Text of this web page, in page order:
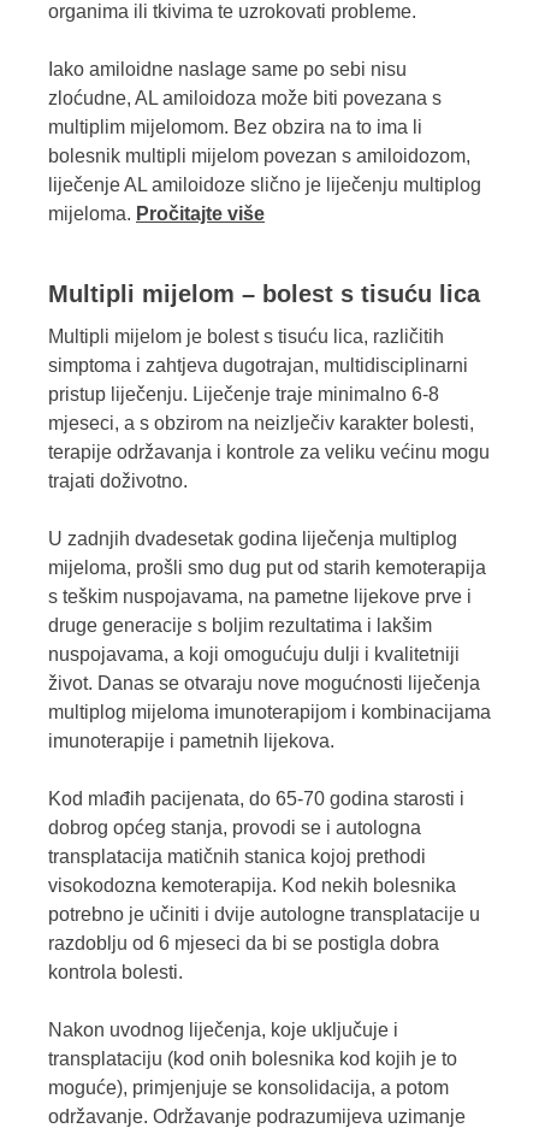
organima ili tkivima te uzrokovati probleme.
Iako amiloidne naslage same po sebi nisu
zloćudne, AL amiloidoza može biti povezana s
multiplim mijelomom. Bez obzira na to ima li
bolesnik multipli mijelom povezan s amiloidozom,
liječenje AL amiloidoze slično je liječenju multiplog
mijeloma. Pročitajte više
Multipli mijelom – bolest s tisuću lica
Multipli mijelom je bolest s tisuću lica, različitih
simptoma i zahtjeva dugotrajan, multidisciplinarni
pristup liječenju. Liječenje traje minimalno 6-8
mjeseci, a s obzirom na neizlječiv karakter bolesti,
terapije održavanja i kontrole za veliku većinu mogu
trajati doživotno.
U zadnjih dvadesetak godina liječenja multiplog
mijeloma, prošli smo dug put od starih kemoterapija
s teškim nuspojavama, na pametne lijekove prve i
druge generacije s boljim rezultatima i lakšim
nuspojavama, a koji omogućuju dulji i kvalitetniji
život. Danas se otvaraju nove mogućnosti liječenja
multiplog mijeloma imunoterapijom i kombinacijama
imunoterapije i pametnih lijekova.
Kod mlađih pacijenata, do 65-70 godina starosti i
dobrog općeg stanja, provodi se i autologna
transplatacija matičnih stanica kojoj prethodi
visokodozna kemoterapija. Kod nekih bolesnika
potrebno je učiniti i dvije autologne transplatacije u
razdoblju od 6 mjeseci da bi se postigla dobra
kontrola bolesti.
Nakon uvodnog liječenja, koje uključuje i
transplataciju (kod onih bolesnika kod kojih je to
moguće), primjenjuje se konsolidacija, a potom
održavanje. Održavanje podrazumijeva uzimanje